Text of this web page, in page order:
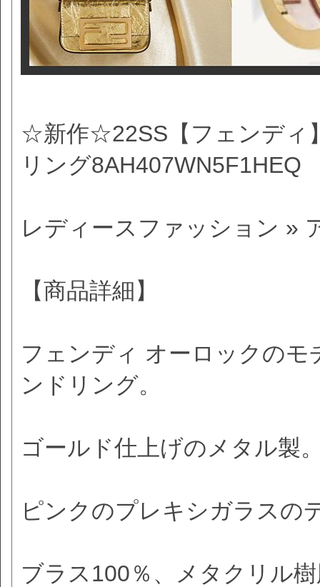
☆新作☆22SS【フェンディ
リング8AH407WN5F1HEQ
レディースファッション »
【商品詳細】
フェンディ オーロックの
ンドリング。
ゴールド仕上げのメタル製
ピンクのプレキシガラスの
ブラス100％、メタクリル